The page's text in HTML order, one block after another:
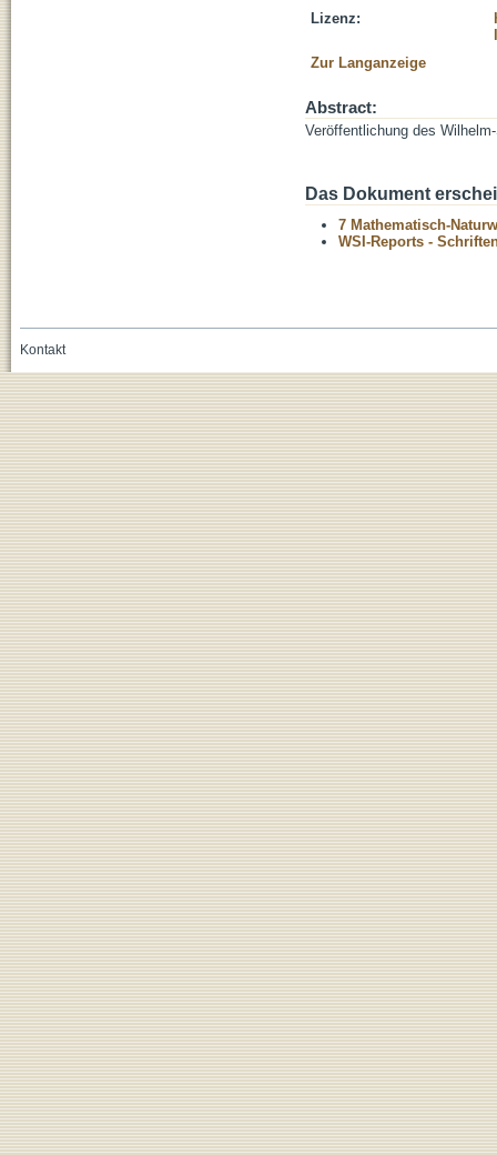
Lizenz:
Zur Langanzeige
Abstract:
Veröffentlichung des
Das Dokument
7 Mathematisch-
WSI-Reports -
Kontakt